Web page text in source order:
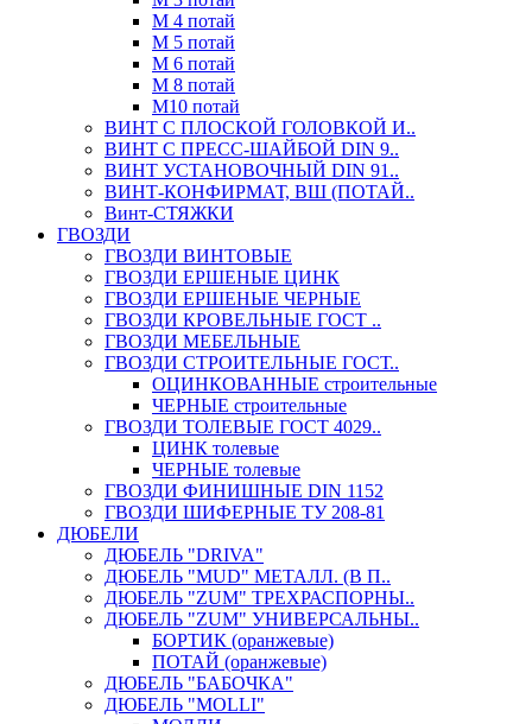
М 4 потай
М 5 потай
М 6 потай
М 8 потай
М10 потай
ВИНТ С ПЛОСКОЙ ГОЛОВКОЙ И..
ВИНТ С ПРЕСС-ШАЙБОЙ DIN 9..
ВИНТ УСТАНОВОЧНЫЙ DIN 91..
ВИНТ-КОНФИРМАТ, ВШ (ПОТАЙ..
Винт-СТЯЖКИ
ГВОЗДИ
ГВОЗДИ ВИНТОВЫЕ
ГВОЗДИ ЕРШЕНЫЕ ЦИНК
ГВОЗДИ ЕРШЕНЫЕ ЧЕРНЫЕ
ГВОЗДИ КРОВЕЛЬНЫЕ ГОСТ ..
ГВОЗДИ МЕБЕЛЬНЫЕ
ГВОЗДИ СТРОИТЕЛЬНЫЕ ГОСТ..
ОЦИНКОВАННЫЕ строительные
ЧЕРНЫЕ строительные
ГВОЗДИ ТОЛЕВЫЕ ГОСТ 4029..
ЦИНК толевые
ЧЕРНЫЕ толевые
ГВОЗДИ ФИНИШНЫЕ DIN 1152
ГВОЗДИ ШИФЕРНЫЕ ТУ 208-81
ДЮБЕЛИ
ДЮБЕЛЬ "DRIVA"
ДЮБЕЛЬ "MUD" МЕТАЛЛ. (В П..
ДЮБЕЛЬ "ZUM" ТРЕХРАСПОРНЫ..
ДЮБЕЛЬ "ZUM" УНИВЕРСАЛЬНЫ..
БОРТИК (оранжевые)
ПОТАЙ (оранжевые)
ДЮБЕЛЬ "БАБОЧКА"
ДЮБЕЛЬ "МOLLI"